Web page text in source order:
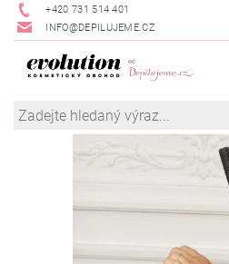
+420 731 514 401
INFO@DEPILUJEME.CZ